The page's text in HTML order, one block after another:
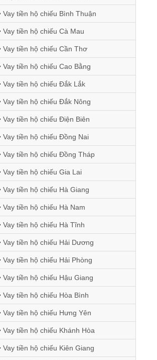
Vay tiền hộ chiếu Bình Thuận
Vay tiền hộ chiếu Cà Mau
Vay tiền hộ chiếu Cần Thơ
Vay tiền hộ chiếu Cao Bằng
Vay tiền hộ chiếu Đắk Lắk
Vay tiền hộ chiếu Đắk Nông
Vay tiền hộ chiếu Điện Biên
Vay tiền hộ chiếu Đồng Nai
Vay tiền hộ chiếu Đồng Tháp
Vay tiền hộ chiếu Gia Lai
Vay tiền hộ chiếu Hà Giang
Vay tiền hộ chiếu Hà Nam
Vay tiền hộ chiếu Hà Tĩnh
Vay tiền hộ chiếu Hải Dương
Vay tiền hộ chiếu Hải Phòng
Vay tiền hộ chiếu Hậu Giang
Vay tiền hộ chiếu Hòa Bình
Vay tiền hộ chiếu Hưng Yên
Vay tiền hộ chiếu Khánh Hòa
Vay tiền hộ chiếu Kiên Giang